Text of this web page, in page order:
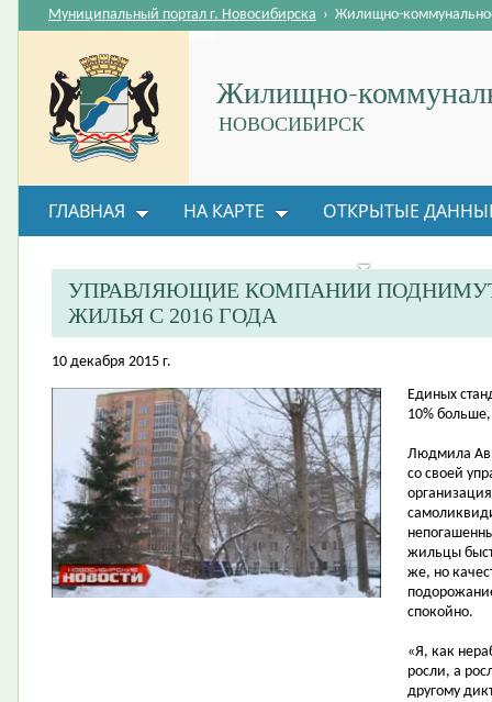
Жилищно-
НОВОСИБИРСК
Муниципальный портал г. Новосибирска › Жилищно-
ГЛАВНАЯ НА КАРТЕ ОТКРЫТЫЕ
ВОПРОС-ОТВЕТ ОРГАНИЗАЦИИ
УПРАВЛЯЮЩИЕ КОМПАНИИ
ЖИЛЬЯ С 2016 ГОДА
10 декабря 2015 г.
​Единых
10% больше,
Людмила
со своей
жильцы
же, но
спокойно.
«Я, как
росли, а
другому